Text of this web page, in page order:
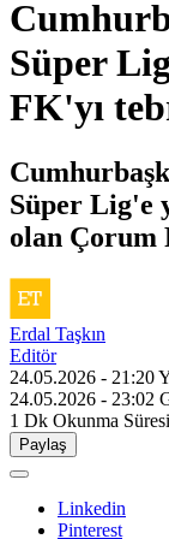
Süper
FK'yı
Süper Lig'e
olan
Erdal Taşkın
Editör
24.05.2026 - 21:20
24.05.2026 - 23:02
1 Dk Okunma Süresi
Paylaş
Linkedin
Pinterest